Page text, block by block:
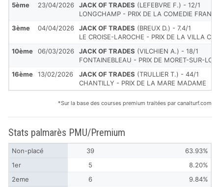
5ème
23/04/2026 JACK OF TRADES (LEFEBVRE F.) - 12/1
LONGCHAMP - PRIX DE LA COMEDIE
3ème
04/04/2026 JACK OF TRADES (BREUX D.) - 7.4/1
LE CROISE-LAROCHE - PRIX DE LA VILLA
10ème
06/03/2026 JACK OF TRADES (VILCHIEN A.) - 18/1
FONTAINEBLEAU - PRIX DE MORET-SUR-
16ème
13/02/2026 JACK OF TRADES (TRULLIER T.) - 44/1
CHANTILLY - PRIX DE LA MARE MADAME
*Sur la base des courses premium traitées par canalturf.com
Stats palmarès PMU/Premium
Non-placé 39
63.93%
1er
5
8.20%
2eme
6
9.84%